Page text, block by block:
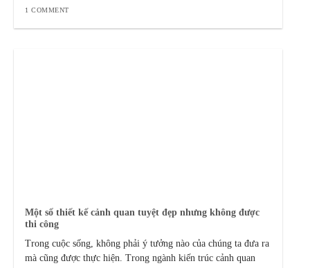
1 COMMENT
Một số thiết kế cảnh quan tuyệt đẹp nhưng không được
thi công
Trong cuộc sống, không phải ý tưởng nào của chúng ta đưa ra
mà cũng được thực hiện. Trong ngành kiến trúc cảnh quan